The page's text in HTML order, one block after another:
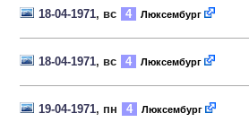
18-04-1971, вс 4 Люксембург
18-04-1971, вс 4 Люксембург
19-04-1971, пн 4 Люксембург